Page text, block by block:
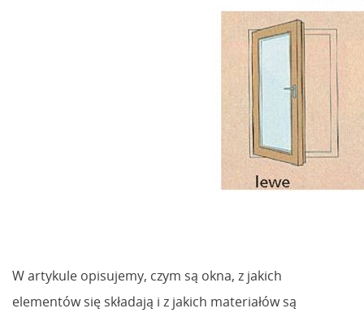
W artykule opisujemy, czym są okna, z jakich
elementów się składają i z jakich materiałów są